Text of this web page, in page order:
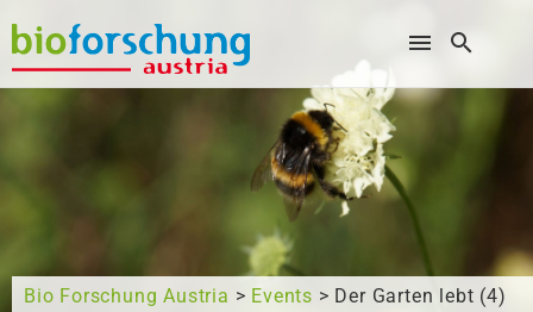
Wonach suchen Sie?
Bio Forschung Austria > Events > Der Garten lebt (4)